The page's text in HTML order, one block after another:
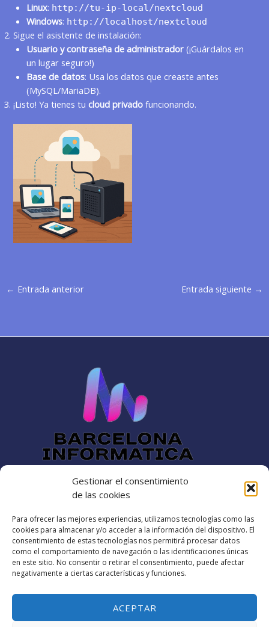
Gestionar el consentimiento
de las cookies
Para ofrecer las mejores experiencias, utilizamos tecnologías como las
cookies para almacenar y/o acceder a la información del dispositivo. El
consentimiento de estas tecnologías nos permitirá procesar datos
como el comportamiento de navegación o las identificaciones únicas
en este sitio. No consentir o retirar el consentimiento, puede afectar
negativamente a ciertas características y funciones.
ACEPTAR
Linux: http://tu-ip-local/nextcloud
Windows: http://localhost/nextcloud
Sigue el asistente de instalación:
Usuario y contraseña de administrador (¡Guárdalos en
un lugar seguro!)
Base de datos: Usa los datos que creaste antes
(MySQL/MariaDB).
¡Listo! Ya tienes tucloud privado funcionando.
← Entrada anterior Entrada siguiente →
Rambla catalana 60
barcelonainformatica88@gmail.com​
+34 642-16-12-25